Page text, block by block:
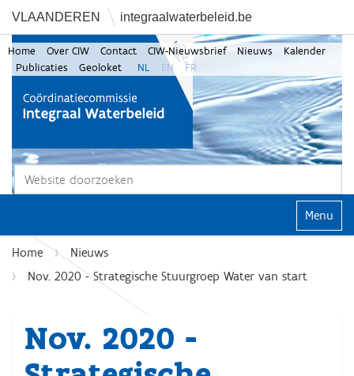
VLAANDEREN integraalwaterbeleid.be
Zoek
Home Over CIW Contact CIW-Nieuwsbrief Nieuws
Kalender
Publicaties
Geoloket NL EN FR
Klap
Home
Nieuws
Nov. 2020 - Strategische Stuurgroep Water van start
Nov. 2020 -